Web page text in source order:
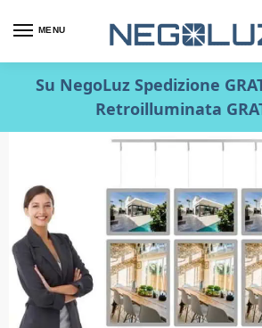
MENU
Su NegoLuz Spedizione
Retroilluminata